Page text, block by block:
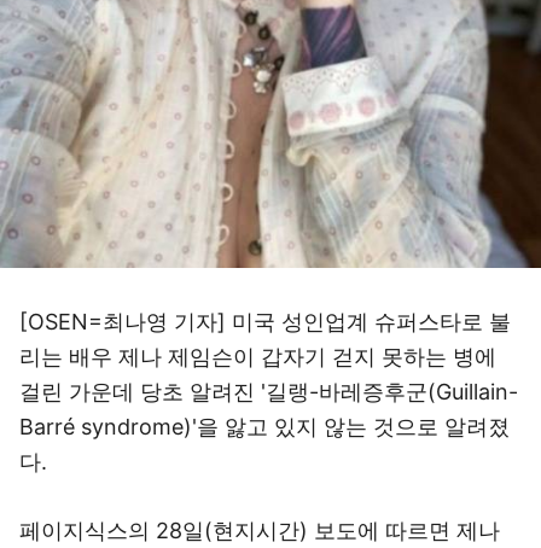
[OSEN=최나영 기자] 미국 성인업계 슈퍼스타로 불
리는 배우 제나 제임슨이 갑자기 걷지 못하는 병에
걸린 가운데 당초 알려진 '길랭-바레증후군(Guillain-
Barré syndrome)'을 앓고 있지 않는 것으로 알려졌
다.
페이지식스의 28일(현지시간) 보도에 따르면 제나